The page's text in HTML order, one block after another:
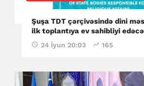
Şuşa TDT çərçivəsində dini
ilk toplantıya ev sahibliyi
24 İyun 20:03 165